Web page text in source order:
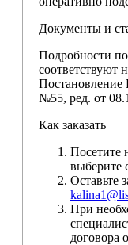
Документы и
Подробности
соответствуют
Постановление
№55, ред. от
Как заказать
Посетите
выберите
Оставьте
При
договора